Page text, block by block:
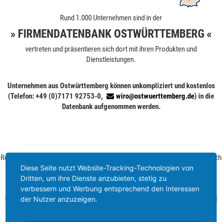
Rund 1.000 Unternehmen sind in der
» FIRMENDATENBANK OSTWÜRTTEMBERG «
vertreten und präsentieren sich dort mit ihren Produkten und
Dienstleistungen.
Unternehmen aus Ostwürttemberg können unkompliziert und kostenlos
(Telefon: +49 (0)7171 92753-0,
wiro@ostwuerttemberg.de) in die
Datenbank aufgenommen werden.
Rechtliche Hinweise: Durch die Angabe Ihrer E-Mail-Adresse erklären Sie sich
damit einverstanden,
von der WiRO regelmäßig Informationen zu Ihrer Branche und zum
Wirtschaftsstandort Ostwürttemberg zu erhalten.
Ihre Einwilligung können Sie jederzeit ohne Angabe von Gründen per E-Mail
Diese Seite nutzt Website-Tracking-Technologien von
Dritten, um ihre Dienste anzubieten, stetig zu
verbessern und Werbung entsprechend den Interessen
der Nutzer anzuzeigen.